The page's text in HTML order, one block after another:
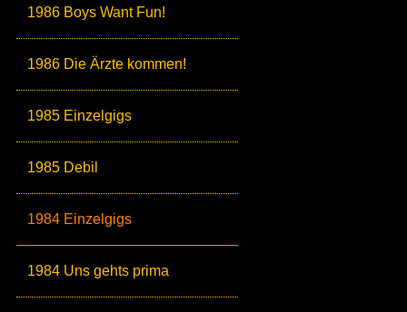
1986 Boys Want Fun!
1986 Die Ärzte kommen!
1985 Einzelgigs
1985 Debil
1984 Einzelgigs
1984 Uns gehts prima